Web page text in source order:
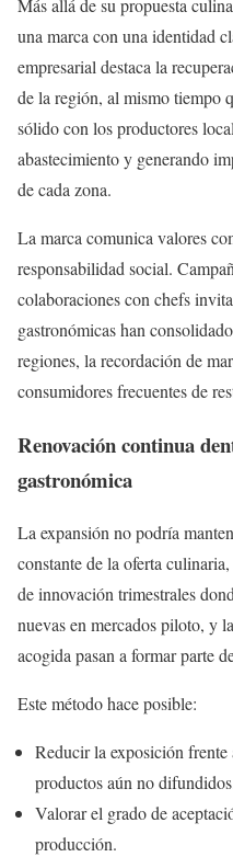
Más allá de su propuesta
una marca con una identidad
empresarial destaca la
de la región, al mismo tiempo
sólido con los productores
abastecimiento y generando
de cada zona.
La marca comunica valores
responsabilidad social.
colaboraciones con chefs
gastronómicas han
regiones, la recordación de
consumidores frecuentes de
Renovación continua
gastronómica
La expansión no podría
constante de la oferta
de innovación trimestrales
nuevas en mercados piloto, y
acogida pasan a formar parte
Este método hace posible:
Reducir la exposición frente
productos aún no
Valorar el grado de
producción.